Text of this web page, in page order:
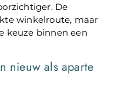
De
winkelroute, maar
keuze binnen een
nieuw als aparte